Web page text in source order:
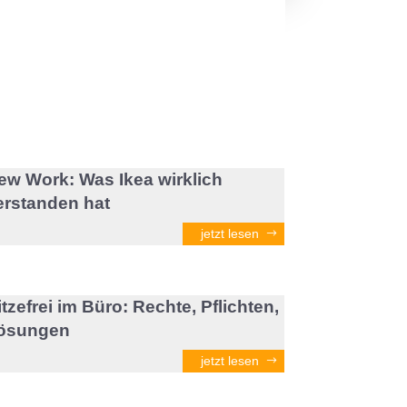
Work: Was Ikea wirklich
hat
jetzt lesen
im Büro: Rechte, Pflichten,
jetzt lesen